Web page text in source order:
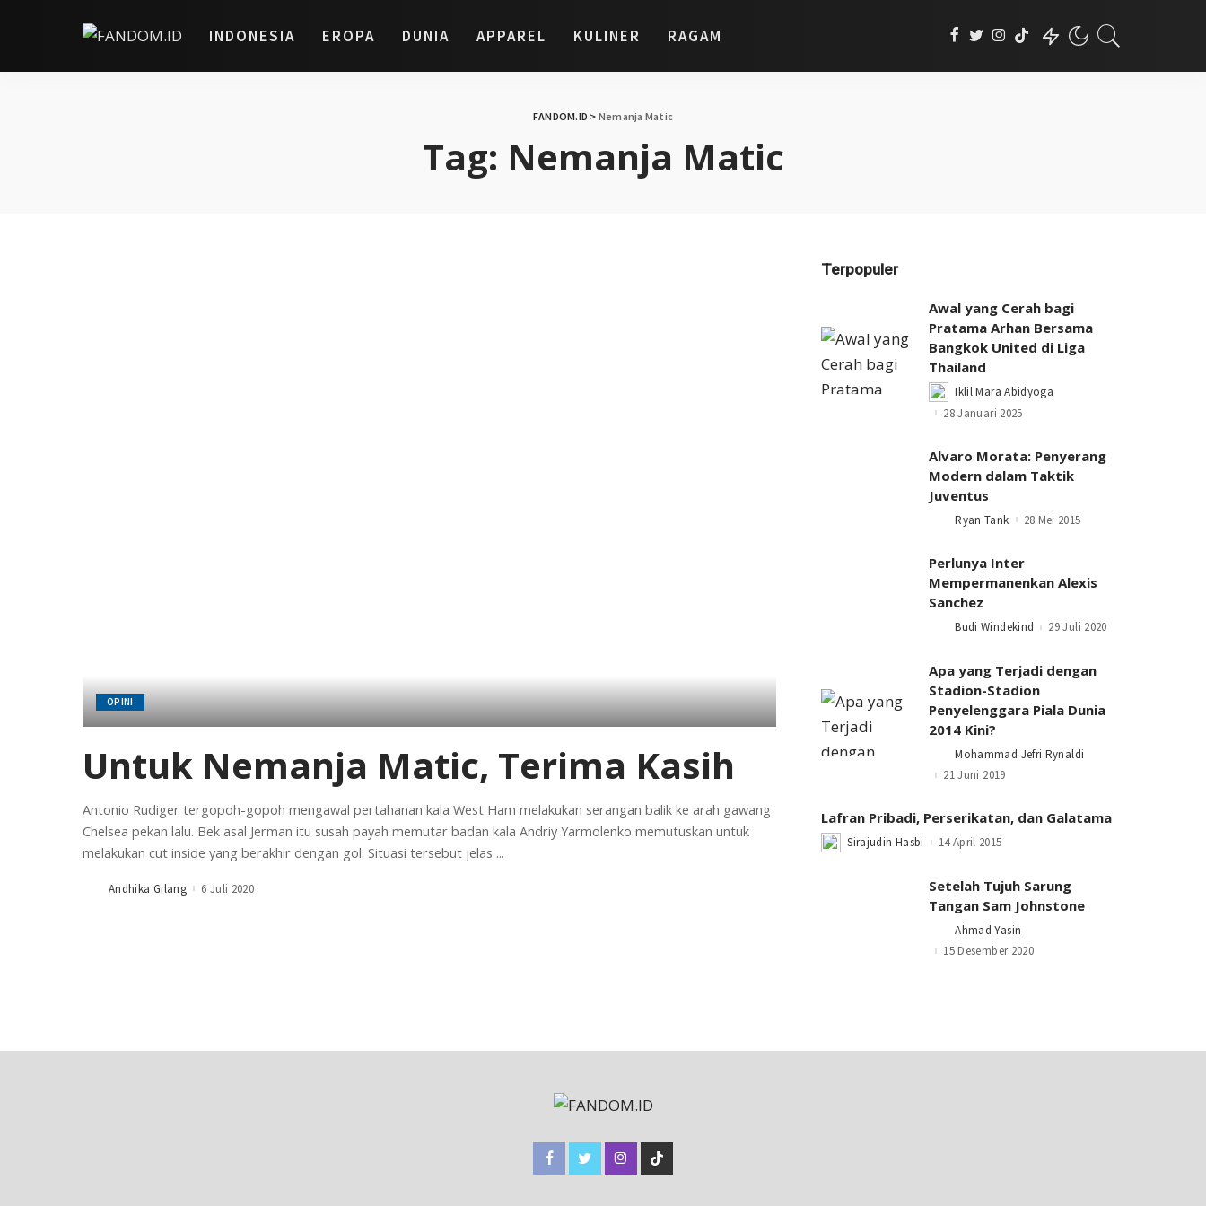
INDONESIA EROPA DUNIA APPAREL KULINER RAGAM
FANDOM.ID > Nemanja Matic
Tag: Nemanja Matic
OPINI
Untuk Nemanja Matic, Terima Kasih
Antonio Rudiger tergopoh-gopoh mengawal pertahanan kala West Ham melakukan serangan balik ke arah gawang
Chelsea pekan lalu. Bek asal Jerman itu susah payah memutar badan kala Andriy Yarmolenko memutuskan untuk
melakukan cut inside yang berakhir dengan gol. Situasi tersebut jelas ...
PostedAndhika Gilang 6 Juli 2020
Terpopuler
Awal yang Cerah bagi
Pratama Arhan Bersama
Bangkok United di Liga
Thailand
Posted
by
Iklil Mara Abidyoga
28 Januari 2025
Alvaro Morata: Penyerang
Modern dalam Taktik
Juventus
PostedRyan Tank 28 Mei 2015
Perlunya Inter
Mempermanenkan Alexis
Sanchez
PostedBudi Windekind 29 Juli 2020
Apa yang Terjadi dengan
Stadion-Stadion
Penyelenggara Piala Dunia
2014 Kini?
Posted
by
Mohammad Jefri Rynaldi
21 Juni 2019
Lafran Pribadi, Perserikatan, dan Galatama
PostedSirajudin Hasbi 14 April 2015
Setelah Tujuh Sarung
Tangan Sam Johnstone
Posted
by
Ahmad Yasin
15 Desember 2020